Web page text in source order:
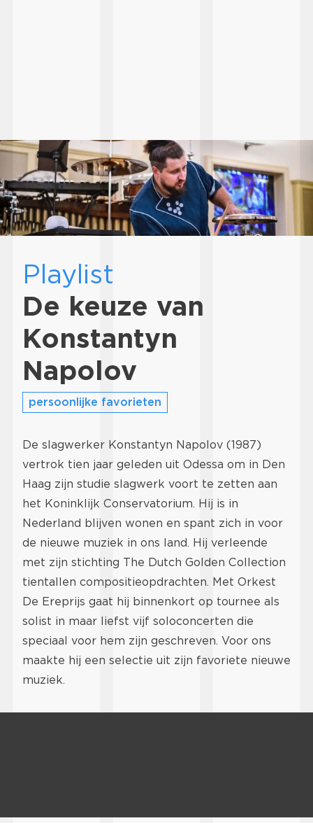
Playlist
De keuze van
Konstantyn
Napolov
persoonlijke favorieten
De slagwerker Konstantyn Napolov (1987)
vertrok tien jaar geleden uit Odessa om in Den
Haag zijn studie slagwerk voort te zetten aan
het Koninklijk Conservatorium. Hij is in
Nederland blijven wonen en spant zich in voor
de nieuwe muziek in ons land. Hij verleende
met zijn stichting The Dutch Golden Collection
tientallen compositieopdrachten. Met Orkest
De Ereprijs gaat hij binnenkort op tournee als
solist in maar liefst vijf soloconcerten die
speciaal voor hem zijn geschreven. Voor ons
maakte hij een selectie uit zijn favoriete nieuwe
muziek.